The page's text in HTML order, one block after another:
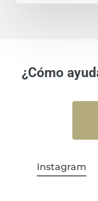
¿Cómo
Instagram